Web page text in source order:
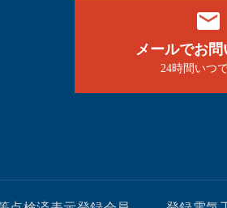
メールでお
24時間いつ